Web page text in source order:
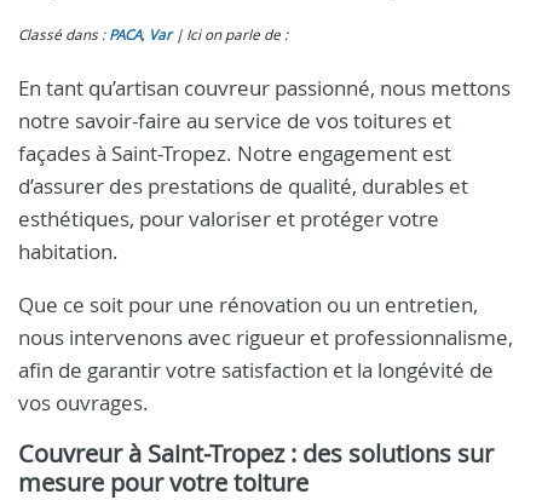
Classé dans : PACA, Var Ici on parle de :
En tant qu’artisan couvreur passionné, nous mettons
notre savoir-faire au service de vos toitures et
façades à Saint-Tropez. Notre engagement est
d’assurer des prestations de qualité, durables et
esthétiques, pour valoriser et protéger votre
habitation.
Que ce soit pour une rénovation ou un entretien,
nous intervenons avec rigueur et professionnalisme,
afin de garantir votre satisfaction et la longévité de
vos ouvrages.
Couvreur à Saint-Tropez: des solutions sur
mesure pour votre toiture